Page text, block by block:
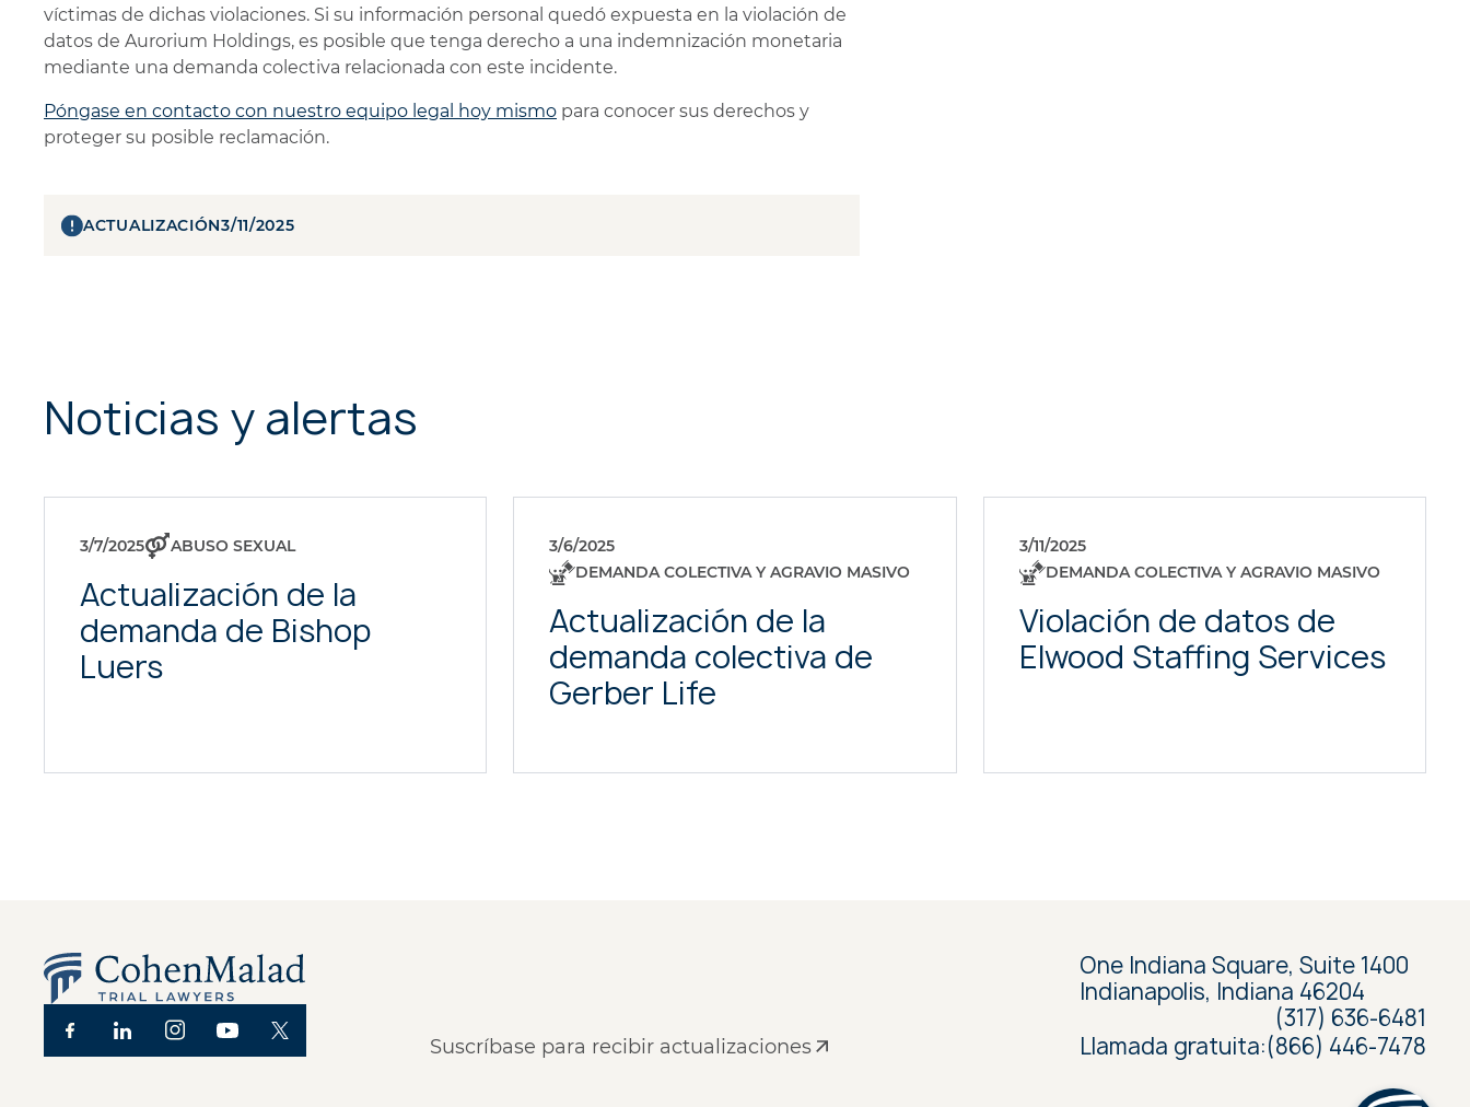
víctimas de dichas violaciones. Si su información personal quedó expuesta en la violación de
datos de Aurorium Holdings, es posible que tenga derecho a una indemnización monetaria
mediante una demanda colectiva relacionada con este incidente.
Póngase en contacto con nuestro equipo legal hoy mismo para conocer sus derechos y
proteger su posible reclamación.
ACTUALIZACIÓN3/11/2025
Noticias y alertas
3/7/2025 ABUSO SEXUAL
Actualización de la
demanda de Bishop
Luers
3/6/2025
DEMANDA COLECTIVA Y AGRAVIO MASIVO
Actualización de la
demanda colectiva de
Gerber Life
3/11/2025
DEMANDA COLECTIVA Y AGRAVIO MASIVO
Violación de datos de
Elwood Staffing Services
Suscríbase para recibir actualizaciones
One Indiana Square, Suite 1400
Indianapolis, Indiana 46204
(317) 636-6481
Llamada gratuita:(866) 446-7478